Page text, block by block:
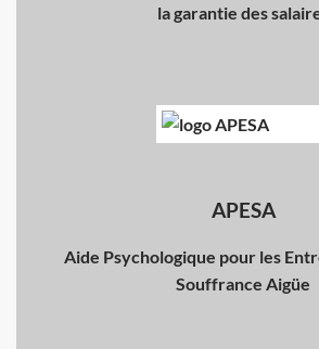
la garantie des
APESA
Aide Psychologique pour les
Souffrance Aigüe